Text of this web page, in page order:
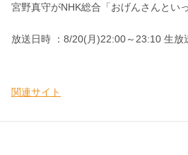
宮野真守がNHK総合「おげんさんとい
放送日時 ： 8/20(月)22:00～23:10 生放
関連サイト